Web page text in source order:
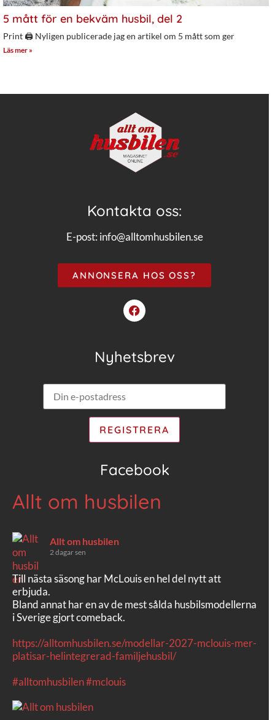
5 mått för en bekväm husbil, del 2
Print 🖨 Nyligen publicerade jag en artikel om 5 mått som ger
Läs mer »
Kontakta oss:
E-post: info@alltomhusbilen.se
ANNONSERA HOS OSS?
Nyhetsbrev
Facebook
Allt om husbilen
Allt om husbilen
2 dagar sen
Till nästa säsong har McLouis en hel del nytt att
erbjuda.
Bland annat har en av de mest sålda husbilsmodellerna
i Sverige gjort comeback.
https://alltomhusbilen.se/modellar-2027-mclouis-mer-
platisar-helintegrerad-familjehusbil/
#alltomhusbilen#mclouis